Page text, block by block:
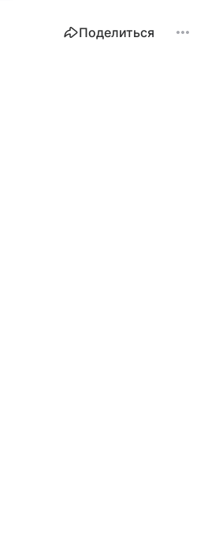
Поделиться